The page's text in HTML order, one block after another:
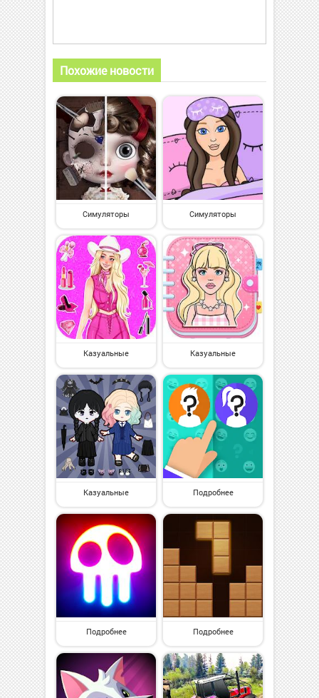
Похожие новости
Симуляторы Симуляторы
Казуальные Казуальные
Казуальные Подробнее
Подробнее Подробнее